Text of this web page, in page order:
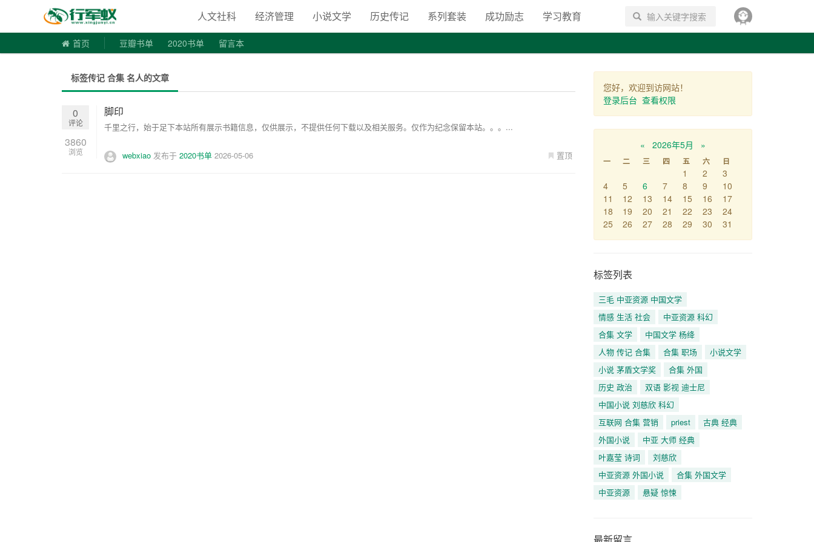
寻书令|走向自由之路
人文社科 经济管理 小说文学 历史传记 系列套装 成功励志 学习教育 搜索
首页 豆瓣书单 2020书单 留言本
标签传记 合集 名人的文章
0
评论
3860
浏览
脚印
千里之行，始于足下本站所有展示书籍信息，仅供展示，不提供任何下载以及相关服务。仅作为纪念保留本站。。。...
置顶
webxiao 发布于 2020书单 2026-05-06
您好，欢迎到访网站！
登录后台 查看权限
« 2026年5月 »
一 二 三 四 五 六 日
1 2
3
4
5 6 7 8 9
10
11
12 13 14 15 16
17
18
19 20 21 22 23
24
25
26 27 28 29 30 31
标签列表
三毛 中亚资源 中国文学
情感 生活 社会
中亚资源 科幻
合集 文学
中国文学 杨绛
人物 传记 合集
合集 职场
小说文学
小说 茅盾文学奖
合集 外国
历史 政治
双语 影视 迪士尼
中国小说 刘慈欣 科幻
互联网 合集 营销
priest
古典 经典
外国小说
中亚 大师 经典
叶嘉莹 诗词
刘慈欣
中亚资源 外国小说
合集 外国文学
中亚资源
悬疑 惊悚